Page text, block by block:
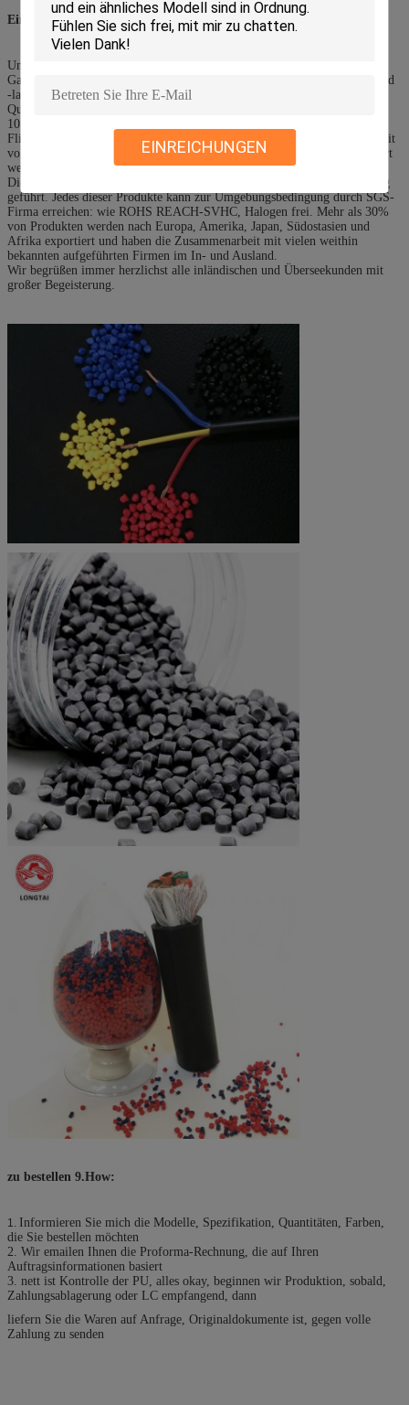
EINREICHUNGEN
Einleitung8.Factory
Unsere Fabrik ist in Shangyou-Industriegebiet, in Shangyou-Land, in
Ganzhou-Stadt, in Jiangxi-Provinz und im Gründen des Verkaufsbüros und
-lagers in Dongguan-Stadt. Die neue und Standardfabrik wird auf 40.000
Quadrat errichtet. mtr mit einer jährlichen totalkapazität von ungefähr
10.000 Tonnen verschiedenen Produkten, bedeckt 2 flammhemmendes
Fließband, Füller-Garnfließband mit 7 Kabeln, verdrehte Maschine 32, mit
voller Modernisierung des Testgeräts. Alle Produkte können frei exportiert
werden.
Die Firma hat die ISO-9001:2008Qualitätssicherungssystembescheinigung
geführt. Jedes dieser Produkte kann zur Umgebungsbedingung durch SGS-
Firma erreichen: wie ROHS REACH-SVHC, Halogen frei. Mehr als 30%
von Produkten werden nach Europa, Amerika, Japan, Südostasien und
Afrika exportiert und haben die Zusammenarbeit mit vielen weithin
bekannten aufgeführten Firmen im In- und Ausland.
Wir begrüßen immer herzlichst alle inländischen und Überseekunden mit
großer Begeisterung.
zu bestellen 9.How:
1. Informieren Sie mich die Modelle, Spezifikation, Quantitäten, Farben,
die Sie bestellen möchten
2. Wir emailen Ihnen die Proforma-Rechnung, die auf Ihren
Auftragsinformationen basiert
3. nett ist Kontrolle der PU, alles okay, beginnen wir Produktion, sobald,
Zahlungsablagerung oder LC empfangend, dann
liefern Sie die Waren auf Anfrage, Originaldokumente ist, gegen volle
Zahlung zu senden